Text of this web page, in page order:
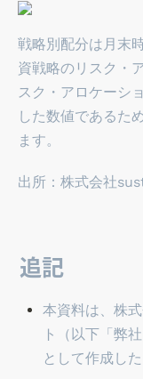
戦略別配分は月末
資戦略のリスク・
スク・アロケーシ
した数値であるた
ます。
出所：株式会社
追記
本資料は、株
ト（以下「弊
として作成した